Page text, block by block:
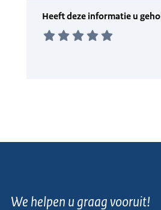
We helpen u graag vooruit!